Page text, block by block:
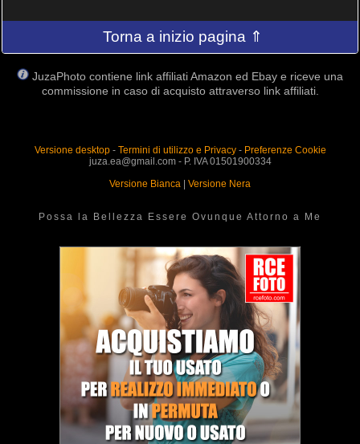
Torna a inizio pagina ⇑
JuzaPhoto contiene link affiliati Amazon ed Ebay e riceve una
commissione in caso di acquisto attraverso link affiliati.
Versione desktop- Termini di utilizzo e Privacy- Preferenze Cookie
juza.ea@gmail.com - P. IVA 01501900334
Versione Bianca | Versione Nera
Possa la Bellezza Essere Ovunque Attorno a Me